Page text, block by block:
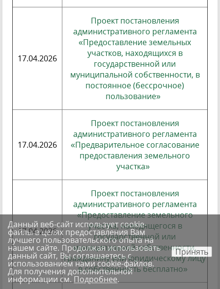
17.04.2026
Проект постановления
административного регламента
«Предоставление земельных
участков, находящихся в
государственной или
муниципальной собственности, в
постоянное (бессрочное)
пользование»
17.04.2026
Проект постановления
административного регламента
«Предварительное согласование
предоставления земельного
участка»
17.04.2026
Проект постановления
административного регламента
«Предоставление земельного
участка, находящегося в
государственной или
муниципальной собственности,
гражданину или юридическому лицу
в собственность бесплатно»
Данный веб-сайт использует cookie-
файлы в целях предоставления Вам
лучшего пользовательского опыта на
нашем сайте. Продолжая использовать
данный сайт, Вы соглашаетесь с
использованием нами cookie-файлов.
Для получения дополнительной
информации см.Подробнее.
Принять